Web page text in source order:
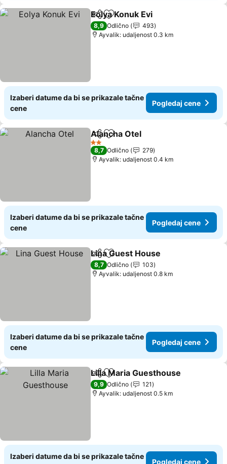
Deli Dodati u favorite
Eolya Konuk Evi
8,9 Odlično
493
Ayvalik: udaljenost 0.3 km
Izaberi datume da bi se prikazale tačne
cene
Pogledaj cene
Deli Dodati u favorite
Alancha Otel
2 Zvezdice
8,7 Odlično
279
Ayvalik: udaljenost 0.4 km
Izaberi datume da bi se prikazale tačne
cene
Pogledaj cene
Deli Dodati u favorite
Lina Guest House
8,7 Odlično
103
Ayvalik: udaljenost 0.8 km
Izaberi datume da bi se prikazale tačne
cene
Pogledaj cene
Deli Dodati u favorite
Lilla Maria Guesthouse
9,9 Odlično
121
Ayvalik: udaljenost 0.5 km
Izaberi datume da bi se prikazale tačne
Pogledaj cene